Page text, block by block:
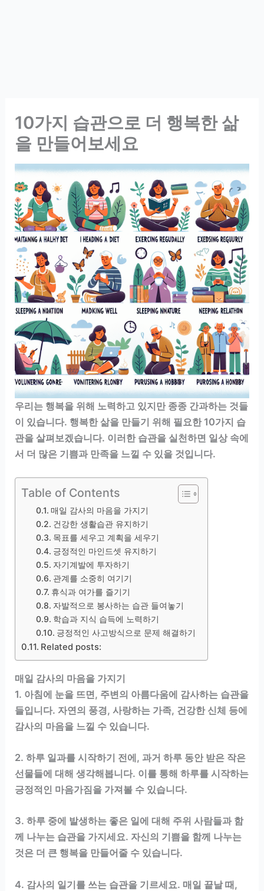
10가지 습관으로 더 행복한 삶
을 만들어보세요
우리는 행복을 위해 노력하고 있지만 종종 간과하는 것들
이 있습니다. 행복한 삶을 만들기 위해 필요한 10가지 습
관을 살펴보겠습니다. 이러한 습관을 실천하면 일상 속에
서 더 많은 기쁨과 만족을 느낄 수 있을 것입니다.
Table of Contents
매일 감사의 마음을 가지기
건강한 생활습관 유지하기
목표를 세우고 계획을 세우기
긍정적인 마인드셋 유지하기
자기계발에 투자하기
관계를 소중히 여기기
휴식과 여가를 즐기기
자발적으로 봉사하는 습관 들여놓기
학습과 지식 습득에 노력하기
긍정적인 사고방식으로 문제 해결하기
Related posts:
매일 감사의 마음을 가지기
1. 아침에 눈을 뜨면, 주변의 아름다움에 감사하는 습관을
들입니다. 자연의 풍경, 사랑하는 가족, 건강한 신체 등에
감사의 마음을 느낄 수 있습니다.
2. 하루 일과를 시작하기 전에, 과거 하루 동안 받은 작은
선물들에 대해 생각해봅니다. 이를 통해 하루를 시작하는
긍정적인 마음가짐을 가져볼 수 있습니다.
3. 하루 중에 발생하는 좋은 일에 대해 주위 사람들과 함
께 나누는 습관을 가지세요. 자신의 기쁨을 함께 나누는
것은 더 큰 행복을 만들어줄 수 있습니다.
4. 감사의 일기를 쓰는 습관을 기르세요. 매일 끝날 때,